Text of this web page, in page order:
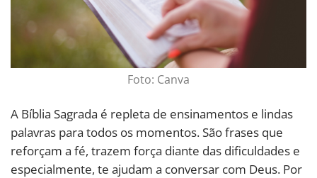
Foto: Canva
A Bíblia Sagrada é repleta de ensinamentos e lindas
palavras para todos os momentos. São frases que
reforçam a fé, trazem força diante das dificuldades e
especialmente, te ajudam a conversar com Deus. Por